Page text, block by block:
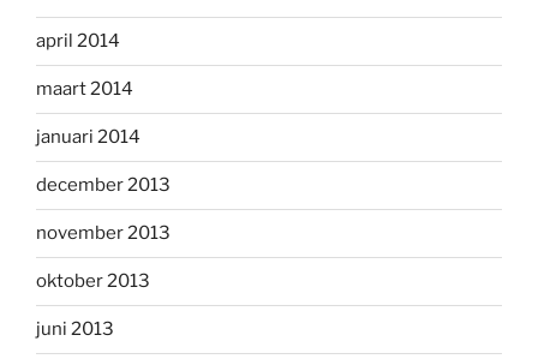
april 2014
maart 2014
januari 2014
december 2013
november 2013
oktober 2013
juni 2013